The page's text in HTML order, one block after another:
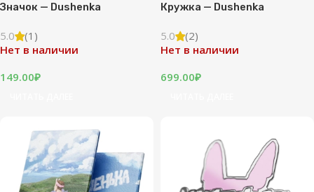
Значок — Dushenka
5.0
(1)
Нет в наличии
149.00₽
Кружка — Dushenka
5.0
(2)
Нет в наличии
699.00₽